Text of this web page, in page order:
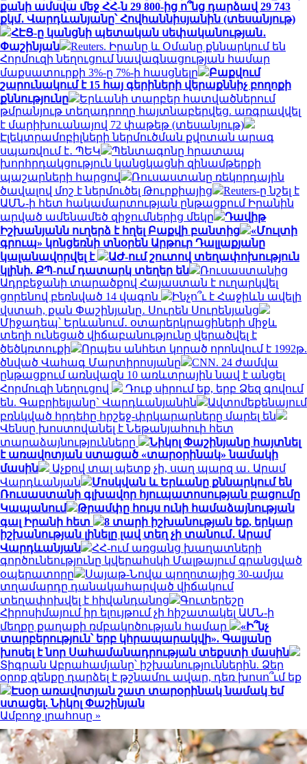
քանի ամսվա մեջ ՀՀ-ն 29 800-ից ո՞նց դարձավ 29 743
քկմ․ Վարդևանյանը՝ Հովհաննիսյանին (տեսանյութ)
ՀԷՑ-ը կանցնի պետական սեփականության․
Փաշինյան
Reuters. Իրանը և Օմանը քննարկում են
Հորմուզի նեղուցում նավագնացության համար
մաքսատուրքի 3%-ը 7%-ի հասցնելը
Բաքվում
շարունակում է 15 հայ գերիների վերաքննիչ բողոքի
քննությունը
Երևանի տարբեր հատվածներում
թմրանյութ տեղադրողը հայտնաբերվեց. առգրավվել
է մարիխուանայով 72 փաթեթ (տեսանյութ)
Էլեկտրամոբիլների ներմուծման քվոտան արագ
սպառվում է․ ՊԵԿ
Պենտագոնը հրատապ
խորհրդակցություն կանցկացնի զինամթերքի
պաշարների հարցով
Ռուսաստանը ռեկորդային
ծավալով մոշ է ներմուծել Թուրքիայից
Reuters-ը նշել է
ԱՄՆ-ի հետ հակամարտության ընթացքում Իրանին
արված ամենամեծ զիջումներից մեկը
Դավիթ
Իշխանյանն ուղերձ է հղել Բաքվի բանտից
«Մուլտի
գրուպ» կոնցեռնի տնօրեն Արթուր Դալլաքյանը
կալանավորվել է
ԱԺ-ում շուտով տեղափոխություն
կլինի. ՔՊ-ում դատարկ տեղեր են
Ռուսաստանից
Ադրբեջանի տարածքով Հայաստան է ուղարկվել
ցորենով բեռնված 14 վագոն
Ինչո՞ւ է Հաջիևն ավելի
վստահ, քան Փաշինյանը․ Սուրեն Սուրենյանց
Միջադեպ՝ Երևանում․ օտարերկրացիների միջև
տեղի ունեցած վիճաբանությունը վերածվել է
ծեծկռտուքի
Որպես անհետ կորած որոնվում է 1992թ.
ծնված Վահագ Մարտիրոսյանը
CNN. 24 ժամվա
ընթացքում առնվազն 10 առևտրային նավ է անցել
Հորմուզի նեղուցով
Դուք սիրում եք, երբ Ձեզ գովում
են. Գաբրիելյանը` Վարդևանյանին
Ավտոմեքենայում
բռնկված հրդեհը հրշեջ-փրկարարները մարել են
Վենսը խոստովանել է Նեթանյահուի հետ
տարաձայնությունները
Նիկոլ Փաշինյանը հայտնել
է առավոտյան ստացած «տարօրինակ» նամակի
մասին
Աչքով տալ պետք չի, սաղ պարզ ա․ Արամ
Վարդևանյան
Մոսկվան և Երևանը քննարկում են
Ռուսաստանի գլխավոր հյուպատոսության բացումը
Կապանում
Թրամփը հույս ունի համաձայնության
գալ Իրանի հետ
8 տարի իշխանության եք, երկար
իշխանության լինելը լավ տեղ չի տանում․ Արամ
Վարդևանյան
ՀՀ-ում առցանց խաղատների
գործունեությունը կվերահսկի Մալթայում գրանցված
օպերատորը
Սայաթ-Նովա պողոտայից 30-ամյա
տղամարդը դանակահարված վիճակում
տեղափոխվել է հիվանդանոց
Գուտերեշը
Հիրոսիմայում իր ելույթում չի հիշատակել ԱՄՆ-ի
մեղքը քաղաքի ռմբակոծության համար
«Ի՞նչ
տարբերություն՝ երբ կհրապարակվի». Գալյանը
խոսել է նոր Սահամանադրության տեքստի մասին
Տիգրան Աբրահամյանը՝ իշխանություններին. Ձեր
օրոք զենքը դարձել է թշնամու ավար, դեռ խոսո՞ւմ եք
Էսօր առավոտյան շատ տարօրինակ նամակ եմ
ստացել. Նիկոլ Փաշինյան
Ամբողջ լրահոսը »